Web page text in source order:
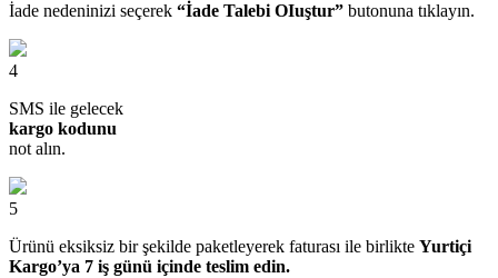
İade nedeninizi seçerek “İade Talebi OIuştur” butonuna tıklayın.
4
SMS ile gelecek
kargo kodunu
not alın.
5
Ürünü eksiksiz bir şekilde paketleyerek faturası ile birlikte Yurtiçi
Kargo’ya 7 iş günü içinde teslim edin.